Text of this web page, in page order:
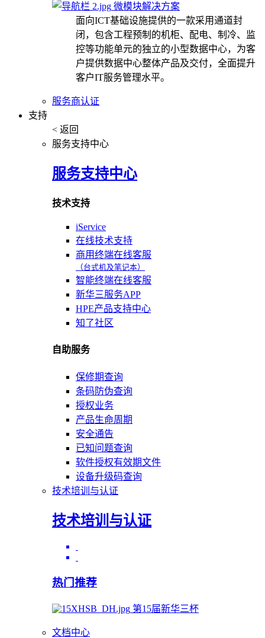
微模块解决方案
面向ICT基础设施提供的一款采用通道封
闭，包含工程预制的机柜、配电、制冷、监
控等功能单元的独立的小型数据中心，为客
户提供数据中心整体产品及交付，全面提升
客户IT服务管理水平。
服务商认证
支持
< 返回
服务支持中心
服务支持中心
技术支持
iService
在线技术支持
商用终端在线客服
（台式机及笔记本）
智能终端在线客服
新华三服务APP
HPE产品支持中心
知了社区
自助服务
保修期查询
条码防伪查询
授权业务
产品生命周期
安全通告
已知问题查询
软件授权有效期文件
设备升级码查询
技术培训与认证
技术培训与认证
热门推荐
第15届新华三杯
文档中心